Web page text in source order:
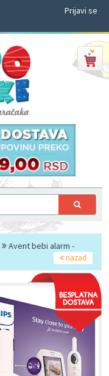
Prijavi se
Avent bebi alarm -
nazad